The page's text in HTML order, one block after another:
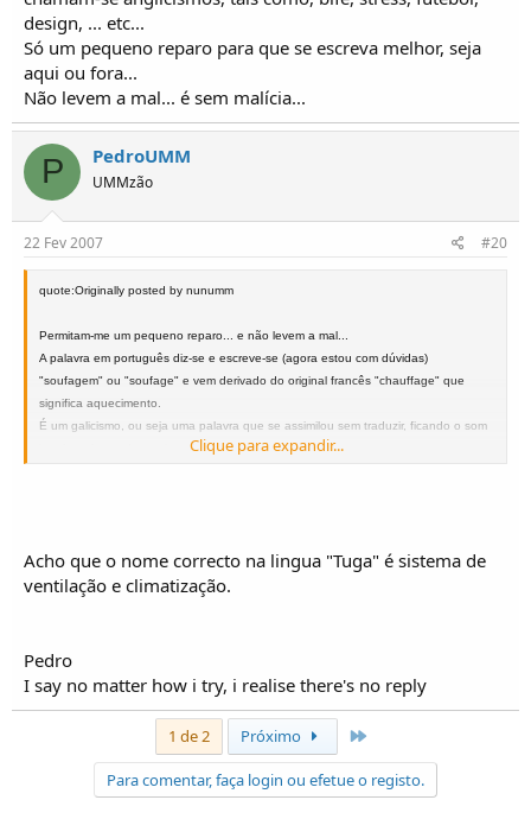
design, ... etc...
Só um pequeno reparo para que se escreva melhor, seja
aqui ou fora...
Não levem a mal... é sem malícia...
P PedroUMM
UMMzão
22 Fev 2007 #20
quote:Originally posted by nunumm
Permitam-me um pequeno reparo... e não levem a mal...
A palavra em português diz-se e escreve-se (agora estou com dúvidas)
"soufagem" ou "soufage" e vem derivado do original francês "chauffage" que
significa aquecimento.
É um galicismo, ou seja uma palavra que se assimilou sem traduzir, ficando o som
igual e a forma de escrita adaptada à lingua portuguesa.
Só um pequeno reparo para que se escreva melhor, seja aqui ou fora...
Não levem a mal... é sem malícia...
Clique para expandir...
Acho que o nome correcto na lingua "Tuga" é sistema de
ventilação e climatização.
Pedro
I say no matter how i try, i realise there's no reply
1 de 2 Próximo
Para comentar, faça login ou efetue o registo.